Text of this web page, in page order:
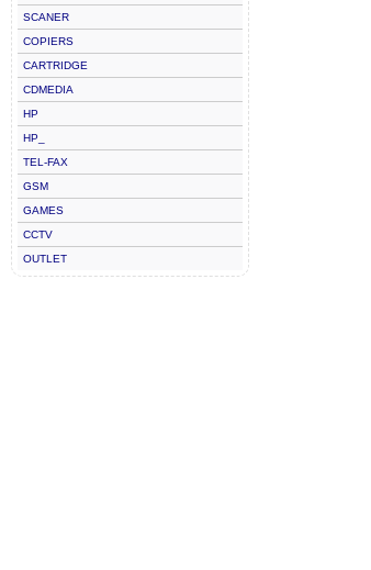
SCANER
COPIERS
CARTRIDGE
CDMEDIA
HP
HP_
TEL-FAX
GSM
GAMES
CCTV
OUTLET